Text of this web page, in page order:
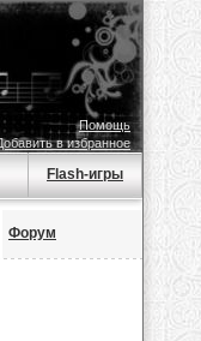
Помощь
в избранное
Flash-игры
Форум